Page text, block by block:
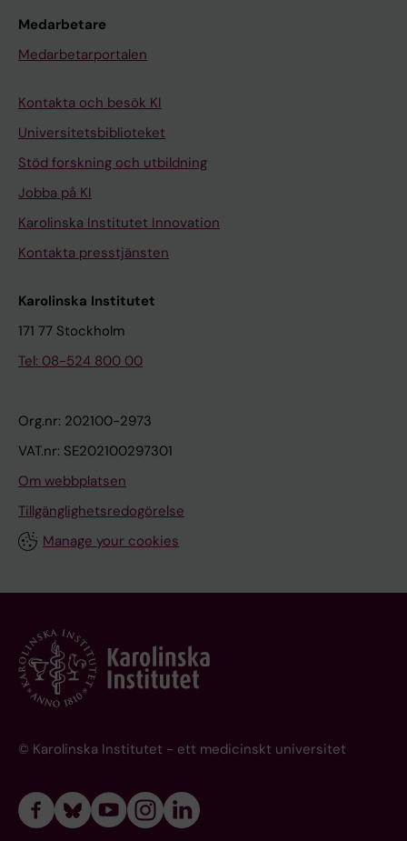
Medarbetare
Medarbetarportalen
Kontakta och besök KI
Universitetsbiblioteket
Stöd forskning och utbildning
Jobba på KI
Karolinska Institutet Innovation
Kontakta presstjänsten
Karolinska Institutet
171 77 Stockholm
Tel: 08-524 800 00
Org.nr: 202100-2973
VAT.nr: SE202100297301
Om webbplatsen
Tillgänglighetsredogörelse
Manage your cookies
© Karolinska Institutet - ett medicinskt universitet